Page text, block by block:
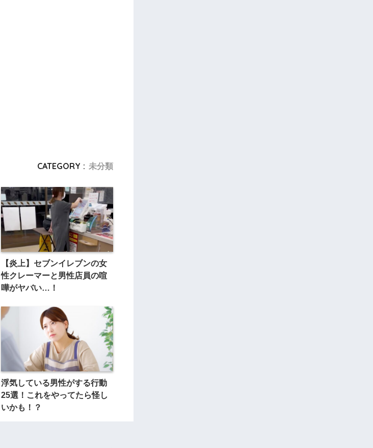
CATEGORY : 未分類
【炎上】セブンイレブンの女
性クレーマーと男性店員の喧
嘩がヤバい…！
浮気している男性がする行動
25選！これをやってたら怪し
いかも！？